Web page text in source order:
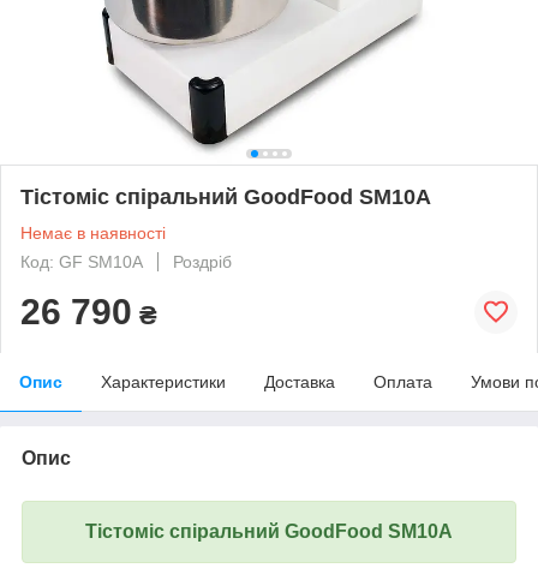
Тістоміс спіральний GoodFood SM10A
Немає в наявності
Код: GF SM10A
Роздріб
26 790 ₴
Опис Характеристики Доставка Оплата Умови
Опис
Тістоміс спіральний GoodFood SM10А